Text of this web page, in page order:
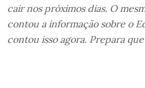
cair nos próximos dias. O
contou a informação sobre o
contou isso agora. Prepara